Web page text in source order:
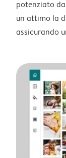
potenziato
un attimo la
assicurando